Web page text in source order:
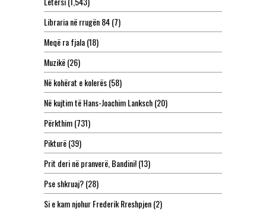
Libraria në rrugën 84(7)
Meqë ra fjala(18)
Muzikë(26)
Në kohërat e kolerës(58)
Në kujtim të Hans-Joachim Lanksch(20)
Përkthim(731)
Pikturë(39)
Prit deri në pranverë, Bandini!(13)
Pse shkruaj?(28)
Si e kam njohur Frederik Rreshpjen(2)